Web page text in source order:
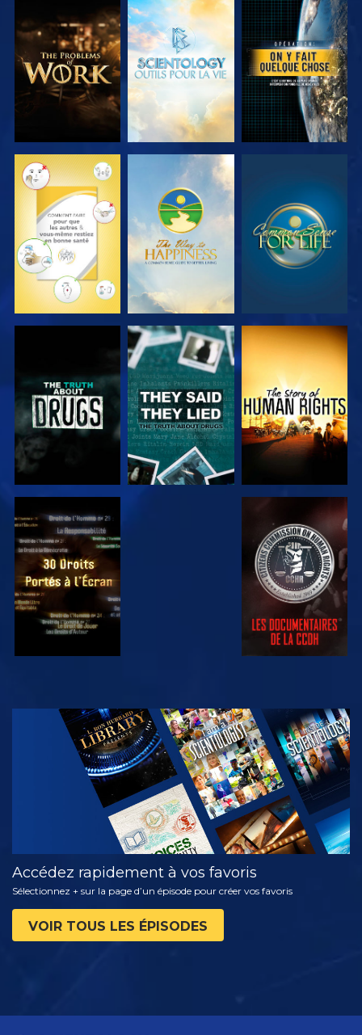
DÉCOUVRIR
LES SÉRIES
DÉCOUVRIR
LES SÉRIES
REGARDER
REGARDER REGARDER REGARDER
REGARDER REGARDER
REGARDER REGARDER
REGARDER
DÉCOUVRIR
LES SÉRIES
Accédez rapidement à vos favoris
Sélectionnez + sur la page d’un épisode pour créer vos favoris
VOIR TOUS LES ÉPISODES